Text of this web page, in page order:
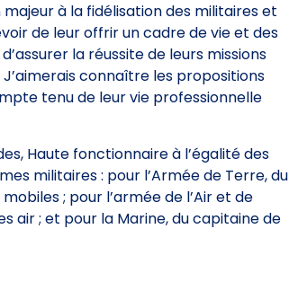
à la fidélisation des militaires et
de leur offrir un cadre de vie et des
la réussite de leurs missions
connaître les propositions
tenu de leur vie professionnelle
Haute fonctionnaire à l’égalité des
militaires : pour l’Armée de Terre, du
; pour l’armée de l’Air et de
air ; et pour la Marine, du capitaine de